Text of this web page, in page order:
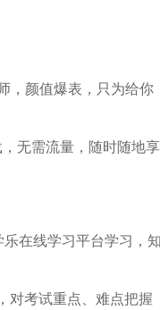
，颜值爆表，只为给你
无需流量，随时随地享
在线学习平台学习，
对考试重点、难点把握